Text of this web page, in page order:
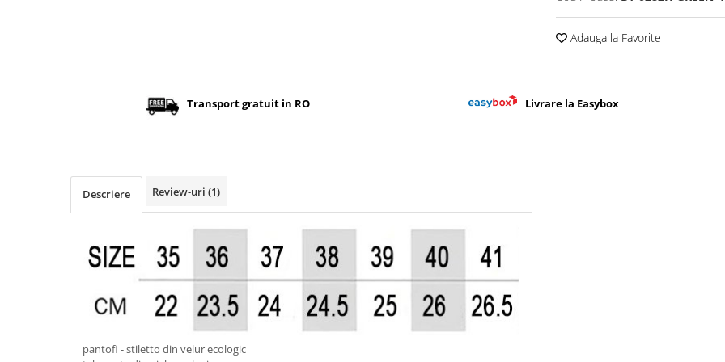
Adauga la Favorite
Transport gratuit in RO Livrare la Easybox
Descriere Review-uri (1)
pantofi - stiletto din velur ecologic